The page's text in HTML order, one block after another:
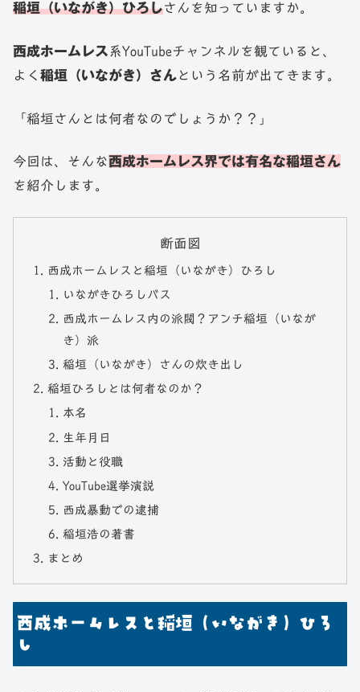
稲垣（いながき）ひろしさんを知っていますか。
西成ホームレス 系YouTubeチャンネルを観ていると、
よく 稲垣（いながき）さんという名前が出てきます。
「稲垣さんとは何者なのでしょうか？？」
今回は、そんな西成ホームレス界では有名な稲垣さん
を紹介します。
断面図
西成ホームレスと稲垣（いながき）ひろし
いながきひろしバス
西成ホームレス内の派閥？アンチ稲垣（いなが
き）派
稲垣（いながき）さんの炊き出し
稲垣ひろしとは何者なのか？
本名
生年月日
活動と役職
YouTube選挙演説
西成暴動での逮捕
稲垣浩の著書
まとめ
西成ホームレスと稲垣（いながき）ひろ
し